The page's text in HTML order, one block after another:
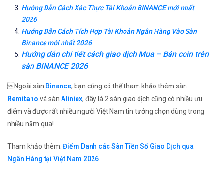
Hướng Dẫn Cách Xác Thực Tài Khoản BINANCE mới nhất
2026
Hướng Dẫn Cách Tích Hợp Tài Khoản Ngân Hàng Vào Sàn
Binance mới nhất 2026
Hướng dẫn chi tiết cách giao dịch Mua – Bán coin trên
sàn BINANCE 2026
Ngoài sàn Binance, bạn cũng có thể tham khảo thêm sàn
Remitano và sàn Aliniex, đây là 2 sàn giao dịch cũng có nhiều ưu
điểm và được rất nhiều người Việt Nam tin tưởng chọn dùng trong
nhiều năm qua!
Tham khảo thêm: Điểm Danh các Sàn Tiền Số Giao Dịch qua
Ngân Hàng tại Việt Nam 2026